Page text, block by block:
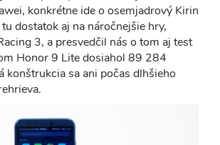
konkrétne ide o osemjadrový Kirin
dostatok aj na náročnejšie hry,
3, a presvedčil nás o tom aj test
Honor 9 Lite dosiahol 89 284
konštrukcia sa ani počas dlhšieho